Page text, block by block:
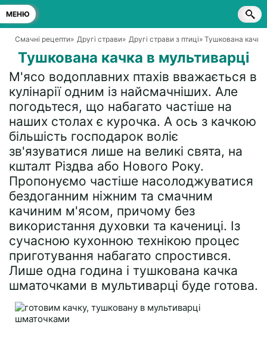
МЕНЮ
Смачні рецепти» Другі страви» Другі страви з птиці» Тушкована качка
Тушкована качка в мультиварці
М'ясо водоплавних птахів вважається в
кулінарії одним із найсмачніших. Але
погодьтеся, що набагато частіше на
наших столах є курочка. А ось з качкою
більшість господарок воліє
зв'язуватися лише на великі свята, на
кшталт Різдва або Нового Року.
Пропонуємо частіше насолоджуватися
бездоганним ніжним та смачним
качиним м'ясом, причому без
використання духовки та качениці. Із
сучасною кухонною технікою процес
приготування набагато спростився.
Лише одна година і тушкована качка
шматочками в мультиварці буде готова.